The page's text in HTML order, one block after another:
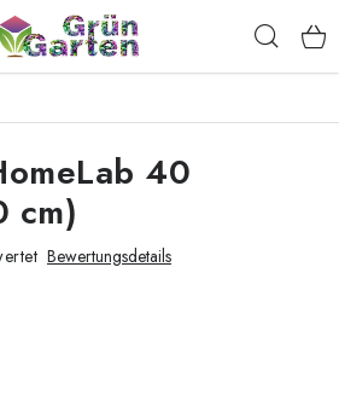
HEIMANBAU
40
cm)
Bewertungsdetails